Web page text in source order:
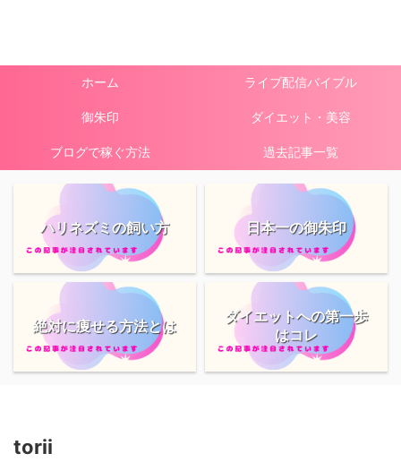
ホーム ライブ配信バイブル
御朱印 ダイエット・美容
ブログで稼ぐ方法 過去記事一覧
ハリネズミの飼い方 日本一の御朱印
絶対に痩せる方法とは
ダイエットへの第一歩
はコレ
torii